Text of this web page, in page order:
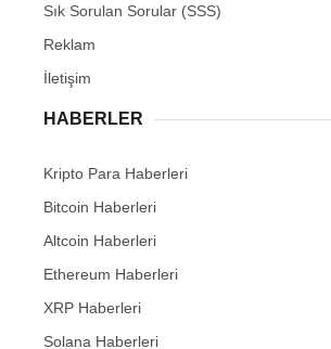
Sık Sorulan Sorular (SSS)
Reklam
İletişim
HABERLER
Kripto Para Haberleri
Bitcoin Haberleri
Altcoin Haberleri
Ethereum Haberleri
XRP Haberleri
Solana Haberleri